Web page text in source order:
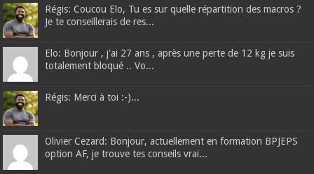
Régis: Coucou Elo, Tu es sur quelle répartition des macros ?
Je te conseillerais de res...
Elo: Bonjour , j'ai 27 ans , après une perte de 12 kg je suis
totalement bloqué .. Vo...
Régis: Merci à toi :-)...
Olivier Cezard: Bonjour, actuellement en formation BPJEPS
option AF, je trouve tes conseils vrai...